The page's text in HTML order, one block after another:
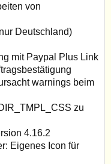
von
Deutschland)
mit Paypal Plus Link
warnings beim
zu
4.16.2
Eigenes Icon für